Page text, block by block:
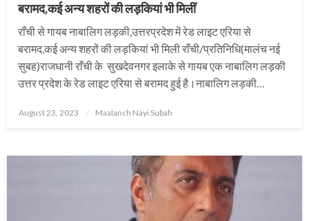
बरामद,कई अन्य शहरों की लड़कियां भी मिलीं
राँची से गायब नाबालिग लड़की,उत्तरप्रदेश में रेड लाइट एरिया से
बरामद,कई अन्य शहरों की लड़कियां भी मिली राँची/प्रतिनिधि(मालंच नई
सुबह)राजधानी राँची के सुखदेवनगर इलाके से गायब एक नाबालिग लड़की
उत्तर प्रदेश के रेड लाइट एरिया से बरामद हुई है।नाबालिग लड़की…
Posted
August 23, 2023 Maalanch Nayi Subah